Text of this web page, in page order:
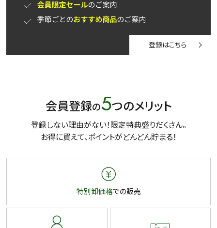
登録はこちら
会員登録の5つのメリット
登録しない理由がない！限定特典盛りだくさん。
お得に買えて、ポイントがどんどん貯まる！
特別卸価格での販売